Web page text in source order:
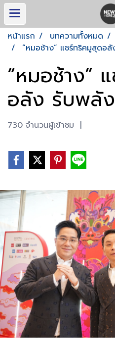
หน้าแรก บทความทั้งหมด
“หมอช้าง” แชร์ทริคมูสุดอ
“หมอช้าง”
อลัง รับพลั
730 จำนวนผู้เข้าชม |